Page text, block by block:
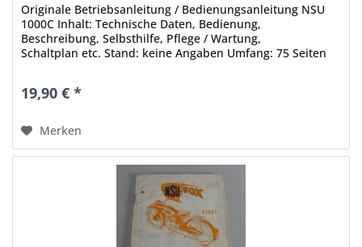
Originale Betriebsanleitung / Bedienungsanleitung NSU
1000C Inhalt: Technische Daten, Bedienung,
Beschreibung, Selbsthilfe, Pflege / Wartung,
Schaltplan etc. Stand: keine Angaben Umfang: 75 Seiten
19,90 € *
Merken